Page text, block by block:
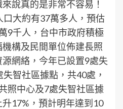
說真的是非常不容易！
口大約有37萬多人，預估
9千人，台中市政府積極
構及民間單位佈建長照
網絡，今年已設置9處失
智社區據點，共40處，
照中心及7處失智社區據
17%，預計明年達到10